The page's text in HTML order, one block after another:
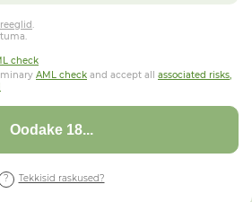
.
check
AML check and accept all associated risks,
Oodake 15...
Tekkisid raskused?